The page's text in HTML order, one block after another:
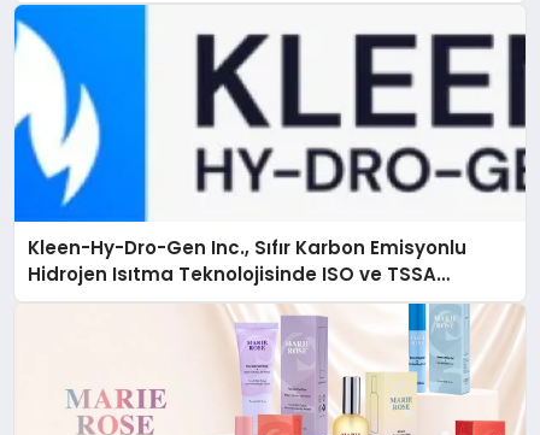
Kleen-Hy-Dro-Gen Inc., Sıfır Karbon Emisyonlu
Hidrojen Isıtma Teknolojisinde ISO ve TSSA
Düzenleyici Onaylarını Aldı